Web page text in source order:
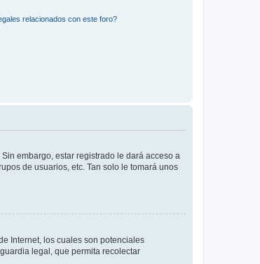
relacionados con este foro?
embargo, estar registrado le dará acceso a
de usuarios, etc. Tan solo le tomará unos
Internet, los cuales son potenciales
legal, que permita recolectar